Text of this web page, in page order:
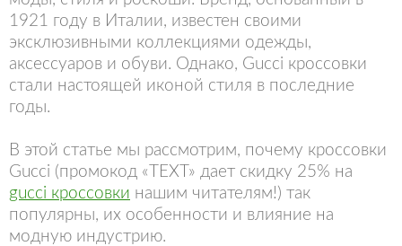
1921 году в Италии, известен своими
эксклюзивными коллекциями одежды,
аксессуаров и обуви. Однако, Gucci кроссовки
стали настоящей иконой стиля в последние
годы.
В этой статье мы рассмотрим, почему кроссовки
Gucci (промокод «TEXT» дает скидку 25% на
gucci кроссовки нашим читателям!) так
популярны, их особенности и влияние на
модную индустрию.